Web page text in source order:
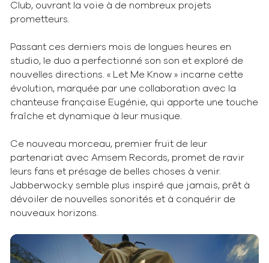
Club, ouvrant la voie à de nombreux projets
prometteurs.
Passant ces derniers mois de longues heures en
studio, le duo a perfectionné son son et exploré de
nouvelles directions. « Let Me Know » incarne cette
évolution, marquée par une collaboration avec la
chanteuse française Eugénie, qui apporte une touche
fraîche et dynamique à leur musique.
Ce nouveau morceau, premier fruit de leur
partenariat avec Amsem Records, promet de ravir
leurs fans et présage de belles choses à venir.
Jabberwocky semble plus inspiré que jamais, prêt à
dévoiler de nouvelles sonorités et à conquérir de
nouveaux horizons.